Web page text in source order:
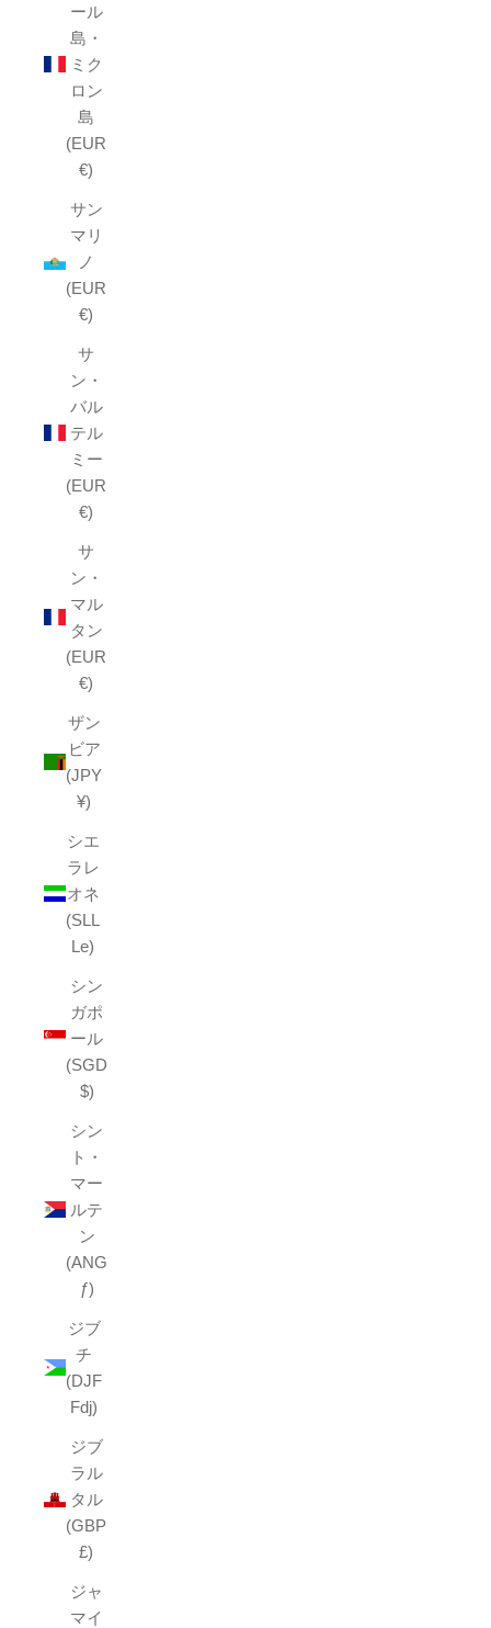
ール
島・
ミク
ロン
島
(EUR
€)
サン
マリ
ノ
(EUR
€)
サ
ン・
バル
テル
ミー
(EUR
€)
サ
ン・
マル
タン
(EUR
€)
ザン
ビア
(JPY
¥)
シエ
ラレ
オネ
(SLL
Le)
シン
ガポ
ール
(SGD
$)
シン
ト・
マー
ルテ
ン
(ANG
ƒ)
ジブ
チ
(DJF
Fdj)
ジブ
ラル
タル
(GBP
£)
ジャ
マイ